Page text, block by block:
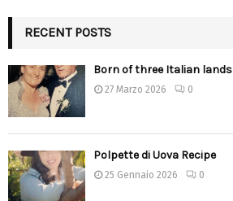
RECENT POSTS
Born of three Italian lands
27 Marzo 2026 0
Polpette di Uova Recipe
25 Gennaio 2026 0